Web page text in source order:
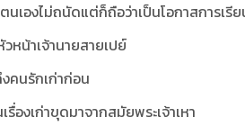
นเองไม่ถนัดแต่ก็ถือว่าเป็นโอกาสการเรี
หน้าเจ้านายสายเปย์
คนรักเก่าก่อน
องเก่าขุดมาจากสมัยพระเจ้าเหา